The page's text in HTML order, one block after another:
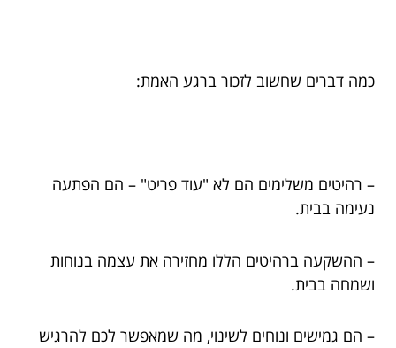
כמה דברים שחשוב לזכור ברגע האמת:
– רהיטים משלימים הם לא "עוד פריט" – הם הפתעה
נעימה בבית.
– ההשקעה ברהיטים הללו מחזירה את עצמה בנוחות
ושמחה בבית.
– הם גמישים ונוחים לשינוי, מה שמאפשר לכם להרגיש